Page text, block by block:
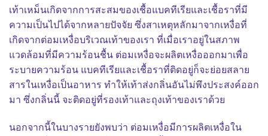
เท้าเหม็นเกิดจากการสะสมของเชื้อแบคทีเรียและเชื้อราที่มี
ความเป็นไปได้จากหลายปัจจัย ซึ่งสาเหตุหลักมาจากเหงื่อที่
เกิดจากต่อมเหงื่อบริเวณเท้าของเรา ที่เมื่อเราอยู่ในสภาพ
แวดล้อมที่มีความร้อนชื้น ต่อมเหงื่อจะผลิตเหงื่อออกมาเพื่อ
ระบายความร้อน แบคทีเรียและเชื้อราที่ติดอยู่ก็จะย่อยสลาย
สารในเหงื่อเป็นอาหาร ทำให้เท้าส่งกลิ่นอันไม่พึงประสงค์ออก
มา ซึ่งกลิ่นนี้ จะติดอยู่ที่รองเท้าและถุงเท้าของเราด้วย
นอกจากนี้ในบางรายยังพบว่า ต่อมเหงื่อมีการผลิตเหงื่อใน